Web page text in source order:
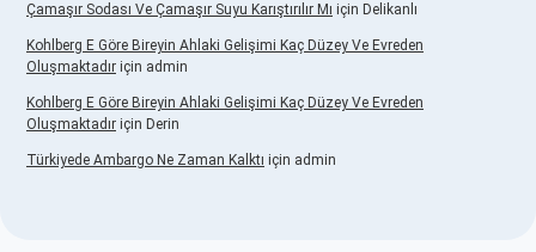
Çamaşır Sodası Ve Çamaşır Suyu Karıştırılır Mı için Delikanlı
Kohlberg E Göre Bireyin Ahlaki Gelişimi Kaç Düzey Ve Evreden
Oluşmaktadır için admin
Kohlberg E Göre Bireyin Ahlaki Gelişimi Kaç Düzey Ve Evreden
Oluşmaktadır için Derin
Türkiyede Ambargo Ne Zaman Kalktı için admin